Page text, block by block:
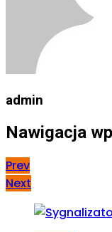
admin
Nawigacja
Prev
Next